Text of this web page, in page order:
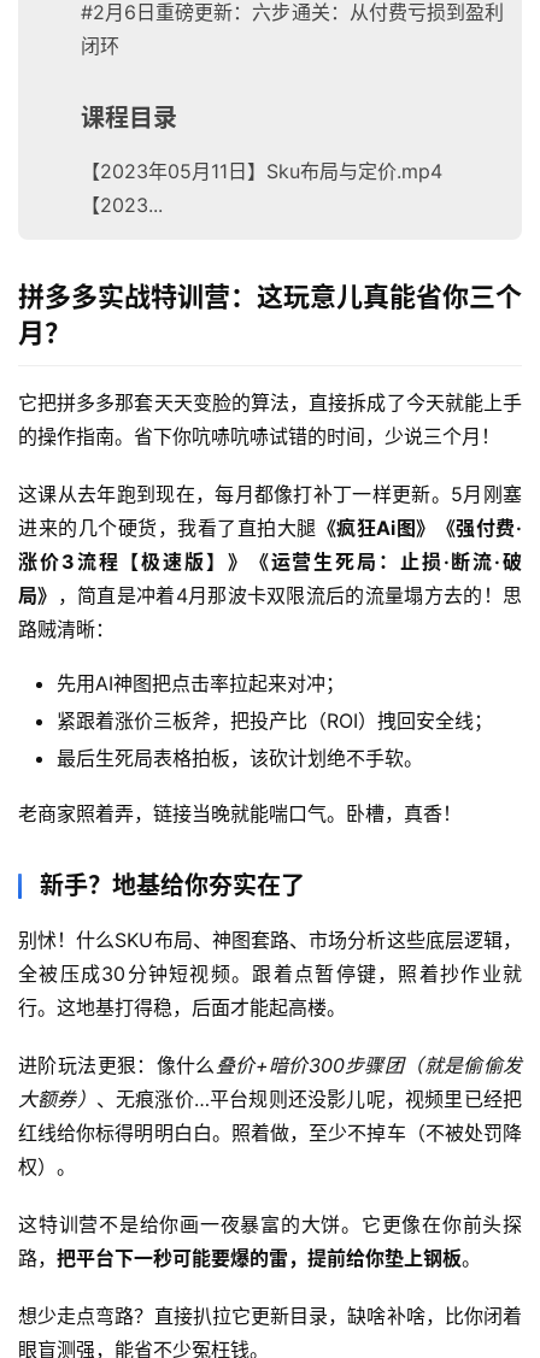
赚
目
中
创
网
泡
网
福
创
业
网
#2月6日重磅更新：六步通关：从付费亏损到盈利
闭环
课程目录
【2023年05月11日】Sku布局与定价.mp4
【2023...
拼多多实战特训营：这玩意儿真能省你三个
月？
它把拼多多那套天天变脸的算法，直接拆成了今天就能上手
的操作指南。省下你吭哧吭哧试错的时间，少说三个月！
这课从去年跑到现在，每月都像打补丁一样更新。5月刚塞
进来的几个硬货，我看了直拍大腿 《疯狂Ai图》《强付费·
涨价3流程【极速版】》《运营生死局：止损·断流·破
局》 ，简直是冲着4月那波卡双限流后的流量塌方去的！思
路贼清晰：
先用AI神图把点击率拉起来对冲；
紧跟着涨价三板斧，把投产比（ROI）拽回安全线；
最后生死局表格拍板，该砍计划绝不手软。
老商家照着弄，链接当晚就能喘口气。卧槽，真香！
新手？地基给你夯实在了
别怵！什么SKU布局、神图套路、市场分析这些底层逻辑，
全被压成30分钟短视频。跟着点暂停键，照着抄作业就
行。这地基打得稳，后面才能起高楼。
进阶玩法更狠：像什么 叠价+暗价300步骤团（就是偷偷发
大额券） 、无痕涨价…平台规则还没影儿呢，视频里已经把
红线给你标得明明白白。照着做，至少不掉车（不被处罚降
权）。
这特训营不是给你画一夜暴富的大饼。它更像在你前头探
路， 把平台下一秒可能要爆的雷，提前给你垫上钢板。
想少走点弯路？直接扒拉它更新目录，缺啥补啥，比你闭着
眼盲测强，能省不少冤枉钱。